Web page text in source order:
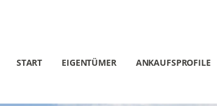
START EIGENTÜMER ANKAUFSPROFILE